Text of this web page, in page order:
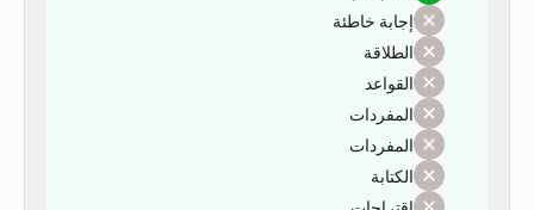
إجابة خاطئة
الطلاقة
القواعد
المفردات
المفردات
الكتابة